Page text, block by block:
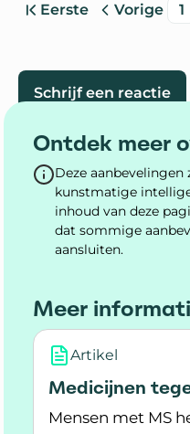
Ga naar
Eerste
pagina Vorige
pagina 1
Schrijf een reactie
Ontdek meer
Deze
kunstmatige
inhoud van deze
dat sommige
aansluiten.
Meer
Artikel
Medicijnen
Mensen met MS